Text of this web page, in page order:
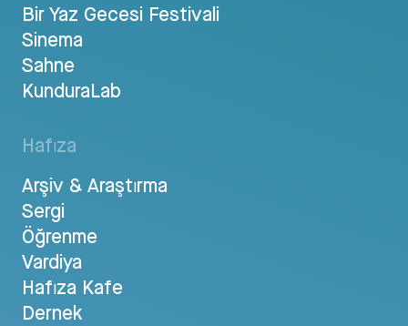
Bir Yaz Gecesi Festivali
Sinema
Sahne
KunduraLab
Hafıza
Arşiv & Araştırma
Sergi
Öğrenme
Vardiya
Hafıza Kafe
Dernek